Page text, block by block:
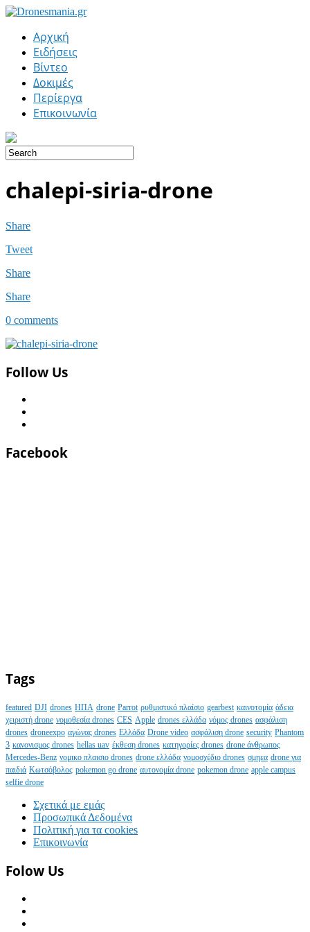
Αρχική
Ειδήσεις
Βίντεο
Δοκιμές
Περίεργα
Επικοινωνία
chalepi-siria-drone
Share
Tweet
Share
Share
0 comments
Follow Us
Facebook
Tags
featured DJI drones ΗΠΑ drone Parrot ρυθμιστικό πλαίσιο gearbest καινοτομία άδεια
χειριστή drone νομοθεσία drones CES Apple drones ελλάδα νόμος drones ασφάλιση
drones droneexpo αγώνας drones Ελλάδα Drone video ασφάλιση drone security Phantom
3 κανονισμος drones hellas uav έκθεση drones κατηγορίες drones drone άνθρωπος
Mercedes-Benz νομικο πλαισιο drones drone ελλάδα νομοσχέδιο drones σμηεα drone για
παιδιά Κωτσόβολος pokemon go drone αυτονομία drone pokemon drone apple campus
selfie drone
Σχετικά με εμάς
Προσωπικά Δεδομένα
Πολιτική για τα cookies
Επικοινωνία
Folow Us